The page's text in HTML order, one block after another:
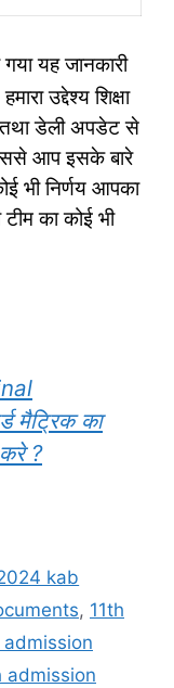
गया यह जानकारी
उद्देश्य शिक्षा
तथा डेली अपडेट से
आप इसके बारे
भी निर्णय आपका
का कोई भी
मैट्रिक का
?
kab
, 11th
admission
admission